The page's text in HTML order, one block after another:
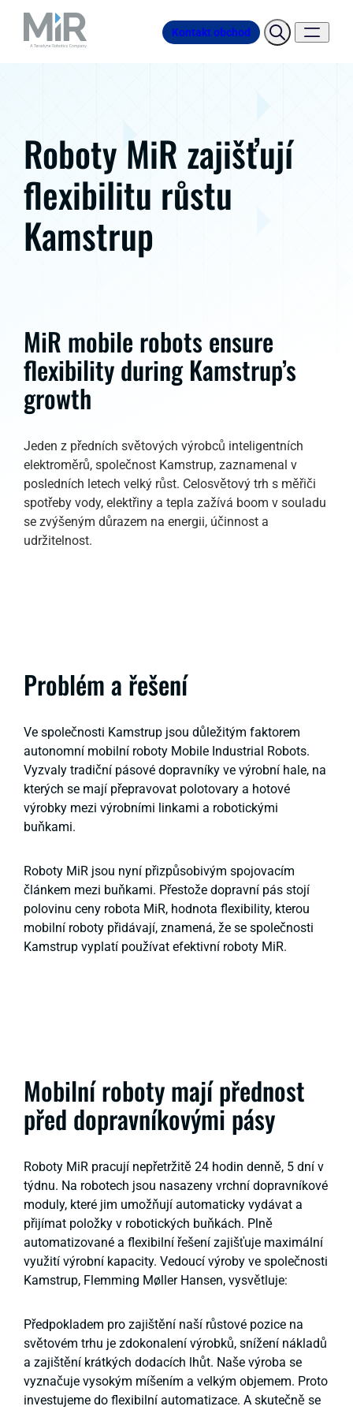
Kontakt obchod
Roboty MiR zajišťují
flexibilitu růstu
Kamstrup
MiR mobile robots ensure
flexibility during Kamstrup’s
growth
Jeden z předních světových výrobců inteligentních
elektroměrů, společnost Kamstrup, zaznamenal v
posledních letech velký růst. Celosvětový trh s měřiči
spotřeby vody, elektřiny a tepla zažívá boom v souladu
se zvýšeným důrazem na energii, účinnost a
udržitelnost.
Problém a řešení
Ve společnosti Kamstrup jsou důležitým faktorem
autonomní mobilní roboty Mobile Industrial Robots.
Vyzvaly tradiční pásové dopravníky ve výrobní hale, na
kterých se mají přepravovat polotovary a hotové
výrobky mezi výrobními linkami a robotickými
buňkami.
Roboty MiR jsou nyní přizpůsobivým spojovacím
článkem mezi buňkami. Přestože dopravní pás stojí
polovinu ceny robota MiR, hodnota flexibility, kterou
mobilní roboty přidávají, znamená, že se společnosti
Kamstrup vyplatí používat efektivní roboty MiR.
Mobilní roboty mají přednost
před dopravníkovými pásy
Roboty MiR pracují nepřetržitě 24 hodin denně, 5 dní v
týdnu. Na robotech jsou nasazeny vrchní dopravníkové
moduly, které jim umožňují automaticky vydávat a
přijímat položky v robotických buňkách. Plně
automatizované a flexibilní řešení zajišťuje maximální
využití výrobní kapacity. Vedoucí výroby ve společnosti
Kamstrup, Flemming Møller Hansen, vysvětluje:
Předpokladem pro zajištění naší růstové pozice na
světovém trhu je zdokonalení výrobků, snížení nákladů
a zajištění krátkých dodacích lhůt. Naše výroba se
vyznačuje vysokým míšením a velkým objemem. Proto
investujeme do flexibilní automatizace. A skutečně se